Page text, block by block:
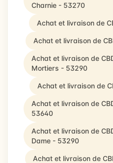
Charnie - 53270
Achat et livraison de
Achat et livraison de
Achat et livraison de
Mortiers - 53290
Achat et livraison de
Achat et livraison de
53640
Achat et livraison de
Dame - 53290
Achat et livraison de